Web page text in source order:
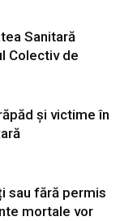
Sanitară
Colectiv de
și victime în
sau fără permis
mortale vor